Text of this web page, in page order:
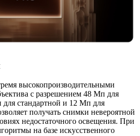
высокопроизводительными
с разрешением 48 Мп для
стандартной и 12 Мп для
получать снимки невероятной
недостаточного освещения. При
на базе искусственного